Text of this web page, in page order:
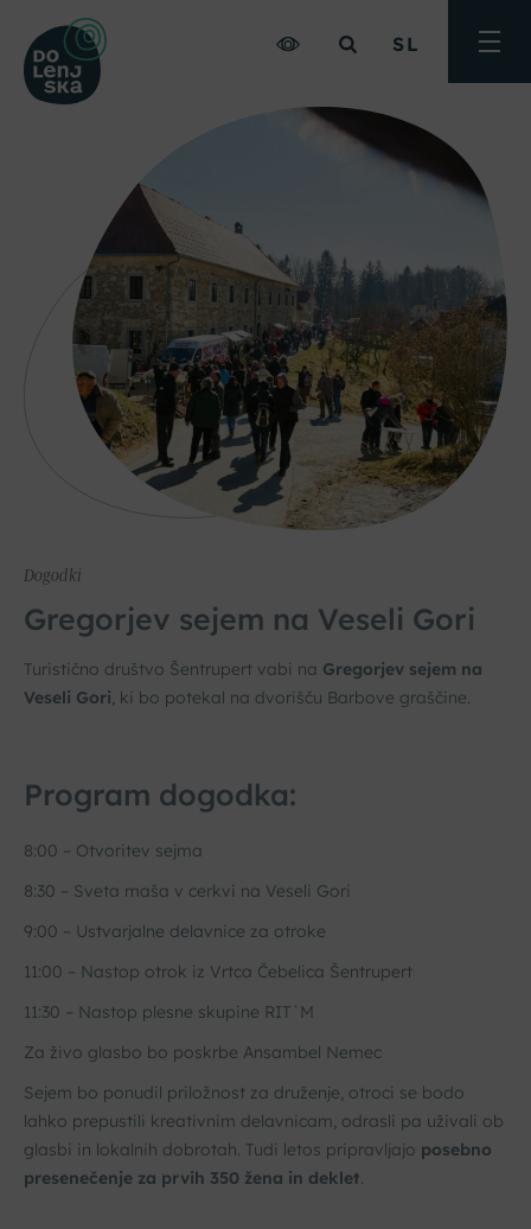
SL
Dogodki
Gregorjev sejem na Veseli Gori
Turistično društvo Šentrupert vabi na Gregorjev sejem na
Veseli Gori, ki bo potekal na dvorišču Barbove graščine.
Program dogodka:
8:00 – Otvoritev sejma
8:30 – Sveta maša v cerkvi na Veseli Gori
9:00 – Ustvarjalne delavnice za otroke
11:00 – Nastop otrok iz Vrtca Čebelica Šentrupert
11:30 – Nastop plesne skupine RIT`M
Za živo glasbo bo poskrbe Ansambel Nemec
Sejem bo ponudil priložnost za druženje, otroci se bodo
lahko prepustili kreativnim delavnicam, odrasli pa uživali ob
glasbi in lokalnih dobrotah. Tudi letos pripravljajo posebno
presenečenje za prvih 350 žena in deklet.